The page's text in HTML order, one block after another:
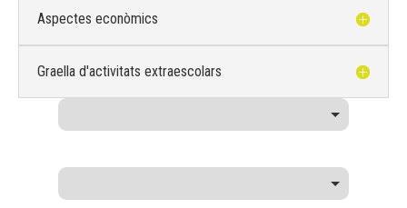
Aspectes econòmics
Graella d'activitats extraescolars